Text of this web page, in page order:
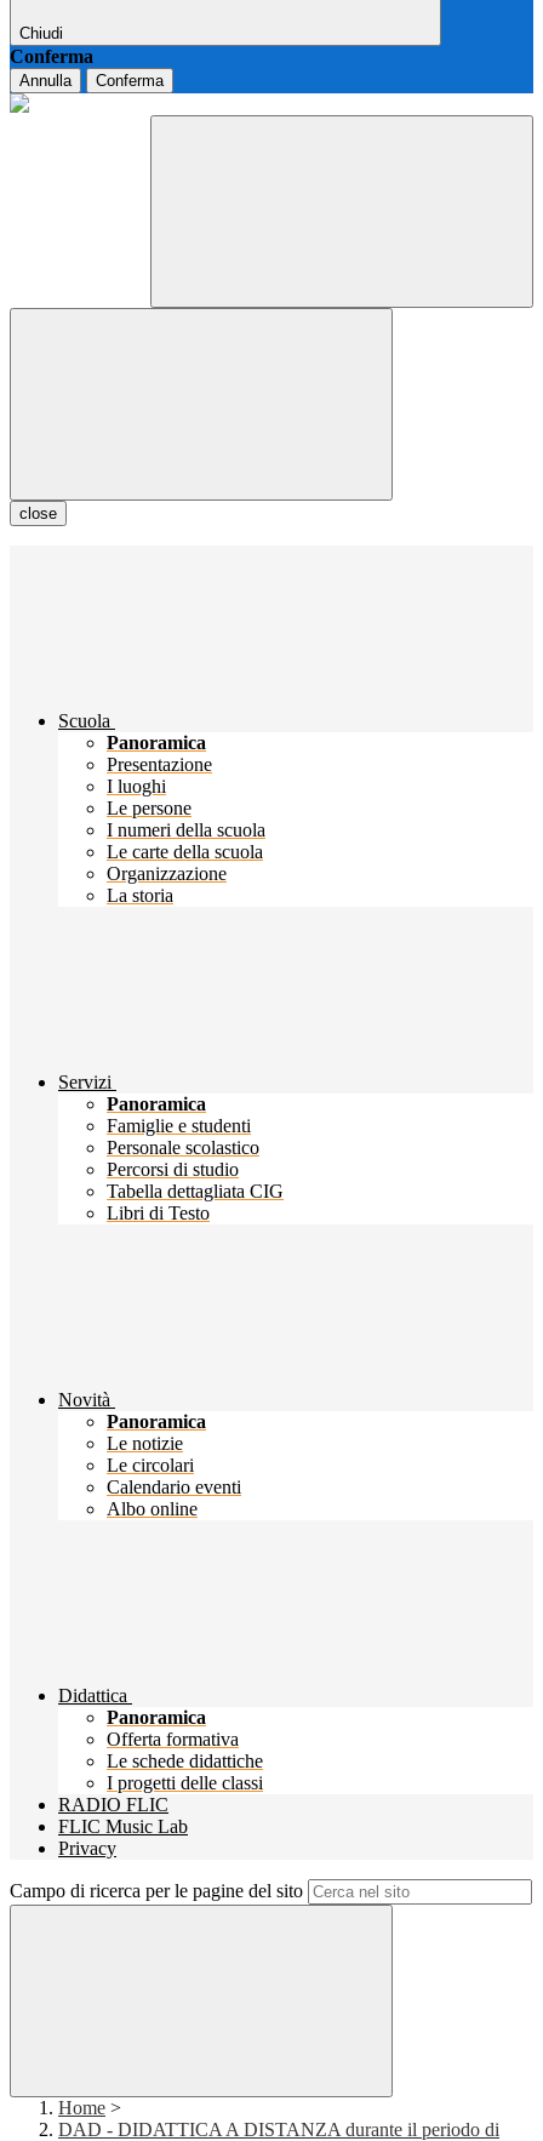
Chiudi
Conferma
Annulla Conferma
close
Scuola
Panoramica
Presentazione
I luoghi
Le persone
I numeri della scuola
Le carte della scuola
Organizzazione
La storia
Servizi
Panoramica
Famiglie e studenti
Personale scolastico
Percorsi di studio
Tabella dettagliata CIG
Libri di Testo
Novità
Panoramica
Le notizie
Le circolari
Calendario eventi
Albo online
Didattica
Panoramica
Offerta formativa
Le schede didattiche
I progetti delle classi
RADIO FLIC
FLIC Music Lab
Privacy
Campo di ricerca per le pagine del sito
Home >
DAD - DIDATTICA A DISTANZA durante il periodo di